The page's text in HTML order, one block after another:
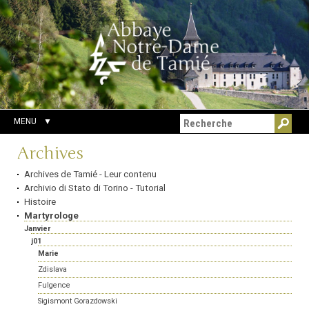
Aller
au
contenu.
|
Aller
à
la
navigation
Outils
personnels
Chercher par
Recherche
avancée…
MENU
Navigation
Archives
Archives de Tamié - Leur contenu
Archivio di Stato di Torino - Tutorial
Histoire
Martyrologe
Janvier
j01
Marie
Zdislava
Fulgence
Sigismont Gorazdowski